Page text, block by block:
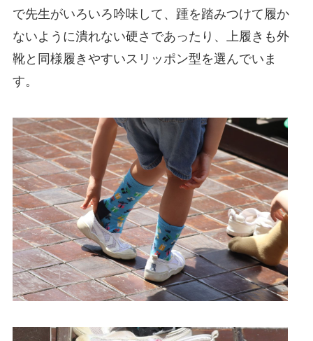
で先生がいろいろ吟味して、踵を踏みつけて履か
ないように潰れない硬さであったり、上履きも外
靴と同様履きやすいスリッポン型を選んでいま
す。